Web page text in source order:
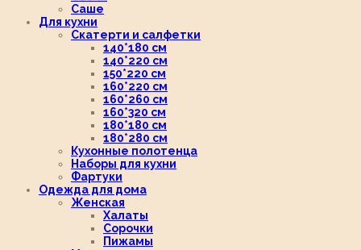
Саше
Для кухни
Скатерти и салфетки
140*180 см
140*220 см
150*220 см
160*220 см
160*260 см
160*320 см
180*180 см
180*280 см
Кухонные полотенца
Наборы для кухни
Фартуки
Одежда для дома
Женская
Халаты
Сорочки
Пижамы